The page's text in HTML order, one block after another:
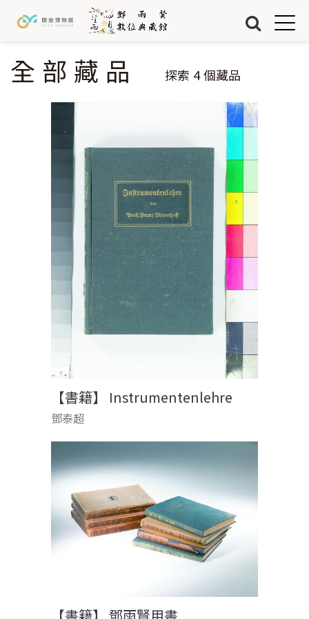
關於我們
Jump to Navigation
Jump to Main content
您在這裡
全部藏品 探索 4個藏品
【書籍】 Instrumentenlehre
鄧泰超
【書籍】 鄧雨賢用書